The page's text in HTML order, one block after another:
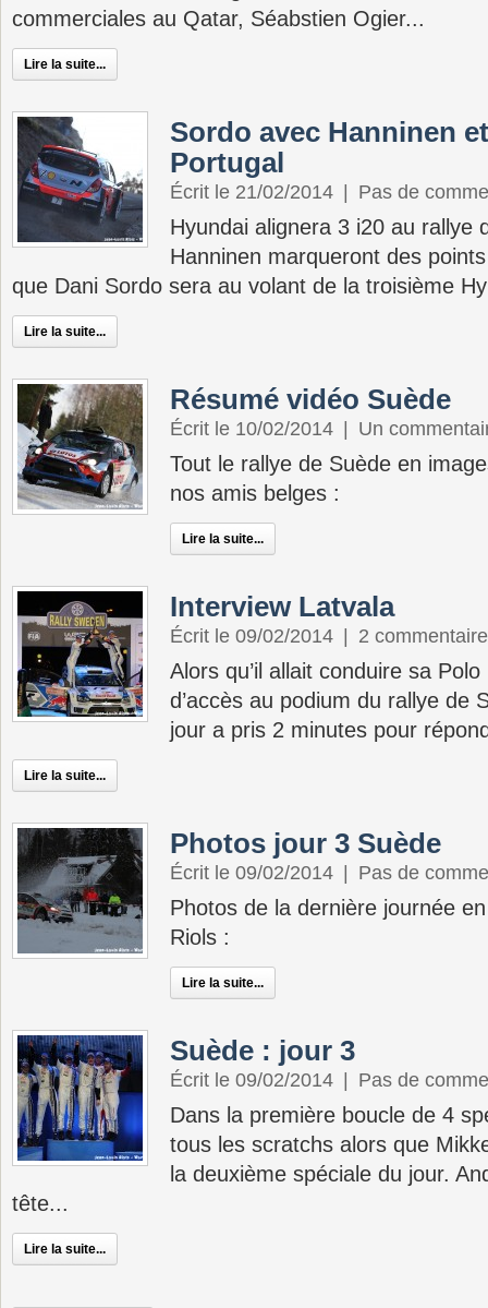
commerciales au Qatar, Séabstien Ogier...
Lire la suite...
Sordo avec Hanninen
Portugal
Écrit le 21/02/2014 Pas de
Hyundai alignera 3 i20 au rallye
Hanninen marqueront des
que Dani Sordo sera au volant de la troisième
Lire la suite...
Résumé vidéo Suède
Écrit le 10/02/2014 Un
Tout le rallye de Suède en
nos amis belges :
Lire la suite...
Interview Latvala
Écrit le 09/02/2014 2
Alors qu’il allait conduire sa
d’accès au podium du rallye de
jour a pris 2 minutes pour
Lire la suite...
Photos jour 3 Suède
Écrit le 09/02/2014 Pas de
Photos de la dernière journée
Riols :
Lire la suite...
Suède : jour 3
Écrit le 09/02/2014 Pas de
Dans la première boucle de 4
tous les scratchs alors que
la deuxième spéciale du jour.
tête...
Lire la suite...